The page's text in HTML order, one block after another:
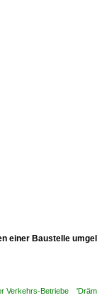
einer Baustelle
Verkehrs-Betriebe